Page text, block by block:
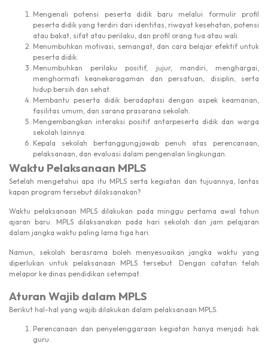
Mengenali potensi peserta didik baru melalui formulir profil
peserta didik yang terdiri dari identitas, riwayat kesehatan, potensi
atau bakat, sifat atau perilaku, dan profil orang tua atau wali.
Menumbuhkan motivasi, semangat, dan cara belajar efektif untuk
peserta didik.
Menumbuhkan perilaku positif, jujur, mandiri, menghargai,
menghormati keanekaragaman dan persatuan, disiplin, serta
hidup bersih dan sehat.
Membantu peserta didik beradaptasi dengan aspek keamanan,
fasilitas umum, dan sarana prasarana sekolah.
Mengembangkan interaksi positif antarpeserta didik dan warga
sekolah lainnya.
Kepala sekolah bertanggungjawab penuh atas perencanaan,
pelaksanaan, dan evaluasi dalam pengenalan lingkungan.
Waktu Pelaksanaan MPLS
Setelah mengetahui apa itu MPLS serta kegiatan dan tujuannya, lantas
kapan program tersebut dilaksanakan?
Waktu pelaksanaan MPLS dilakukan pada minggu pertama awal tahun
ajaran baru. MPLS dilaksanakan pada hari sekolah dan jam pelajaran
dalam jangka waktu paling lama tiga hari.
Namun, sekolah berasrama boleh menyesuaikan jangka waktu yang
diperlukan untuk pelaksanaan MPLS tersebut. Dengan catatan telah
melapor ke dinas pendidikan setempat.
Aturan Wajib dalam MPLS
Berikut hal-hal yang wajib dilakukan dalam pelaksanaan MPLS.
Perencanaan dan penyelenggaraan kegiatan hanya menjadi hak
guru.